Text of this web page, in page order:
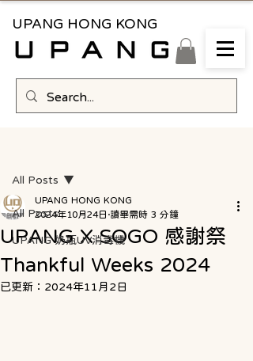
UPANG HONG KONG
All Posts
UPANG 奶瓶UV消毒機
All Posts
UPANG X SOGO 感謝祭
Thankful Weeks 2024
UPANG HONG KONG
2024年10月24日
讀畢需時 3 分鐘
已更新： 2024年11月2日